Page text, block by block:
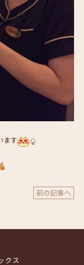
ます
前の記事へ
クス